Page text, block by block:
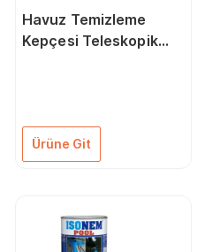
Havuz Temizleme
Kepçesi Teleskopik
Ürüne Git